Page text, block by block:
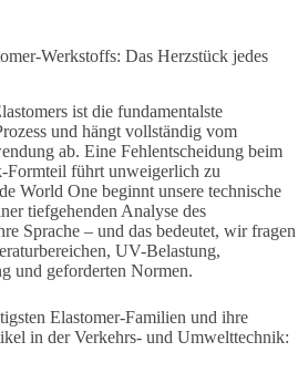
Werkstoffs: Das Herzstück jedes
ist die fundamentalste
und hängt vollständig vom
ab. Eine Fehlentscheidung beim
Formteil führt unweigerlich zu
World One beginnt unsere technische
tiefgehenden Analyse des
Sprache – und das bedeutet, wir fragen
UV-Belastung,
und geforderten Normen.
Elastomer-Familien und ihre
in der Verkehrs- und Umwelttechnik: